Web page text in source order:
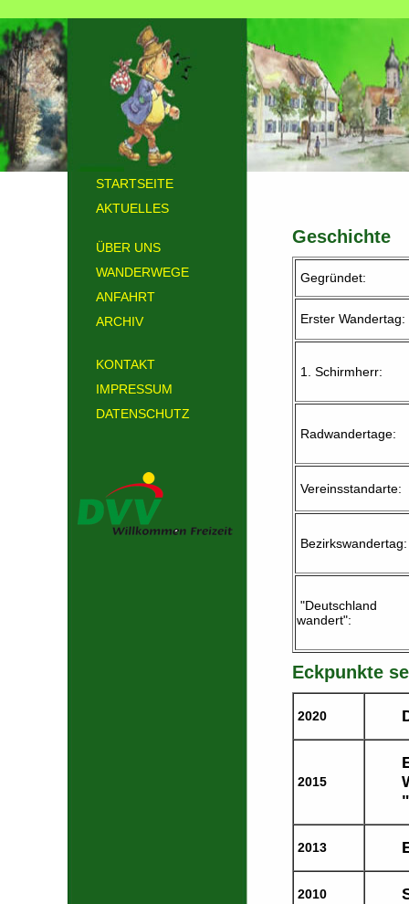
STARTSEITE
AKTUELLES
ÜBER UNS
WANDERWEGE
ANFAHRT
ARCHIV
KONTAKT
IMPRESSUM
DATENSCHUTZ
Geschichte
Gegründet:
Erster Wandertag:
1. Schirmherr:
Radwandertage:
Vereinsstandarte:
Bezirkswandertag:
"Deutschland
wandert":
Eckpunkte
2020
2015
2013
2010